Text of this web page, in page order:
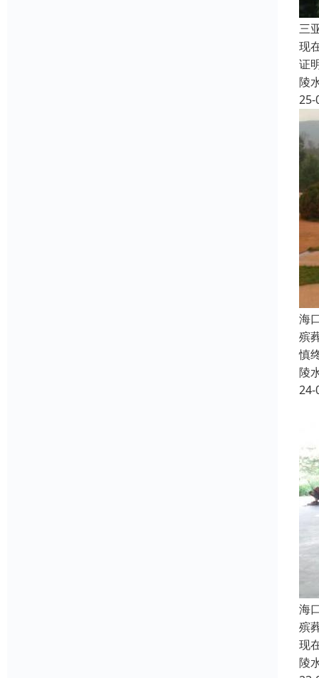
三
现
证
陵
25-
海
殡
慎
陵
24-
海
殡
现
陵